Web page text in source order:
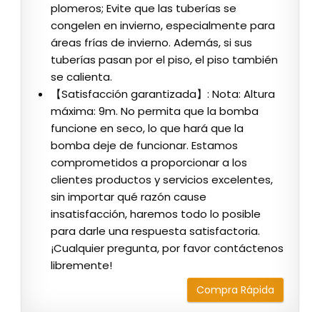
plomeros; Evite que las tuberías se
congelen en invierno, especialmente para
áreas frías de invierno. Además, si sus
tuberías pasan por el piso, el piso también
se calienta.
【Satisfacción garantizada】: Nota: Altura
máxima: 9m. No permita que la bomba
funcione en seco, lo que hará que la
bomba deje de funcionar. Estamos
comprometidos a proporcionar a los
clientes productos y servicios excelentes,
sin importar qué razón cause
insatisfacción, haremos todo lo posible
para darle una respuesta satisfactoria.
¡Cualquier pregunta, por favor contáctenos
libremente!
Compra Rápida